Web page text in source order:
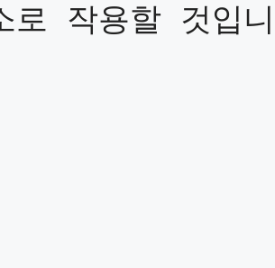
로 작용할 것입니